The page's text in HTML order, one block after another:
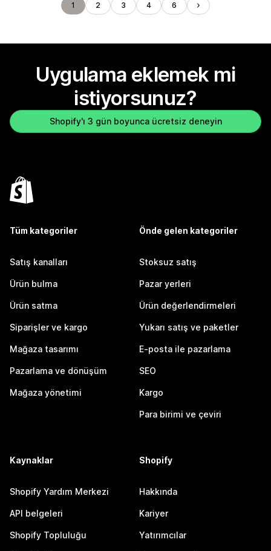
1 2 3 4 6
Uygulama eklemek mi
istiyorsunuz?
Shopify'ı 3 gün boyunca ücretsiz deneyin
Tüm kategoriler
Satış kanalları
Ürün bulma
Ürün satma
Siparişler ve kargo
Mağaza tasarımı
Pazarlama ve dönüşüm
Mağaza yönetimi
Önde gelen kategoriler
Stoksuz satış
Pazar yerleri
Ürün değerlendirmeleri
Yukarı satış ve paketler
E-posta ile pazarlama
SEO
Kargo
Para birimi ve çeviri
Kaynaklar
Shopify Yardım Merkezi
API belgeleri
Shopify Topluluğu
Shopify
Hakkında
Kariyer
Yatırımcılar